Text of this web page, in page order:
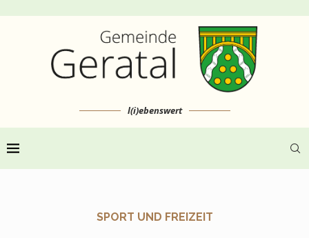
l(i)ebenswert
SPORT UND FREIZEIT